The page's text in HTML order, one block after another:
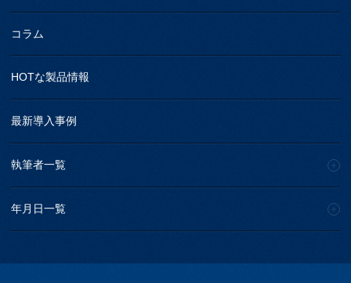
コラム
HOTな製品情報
最新導入事例
執筆者一覧
年月日一覧